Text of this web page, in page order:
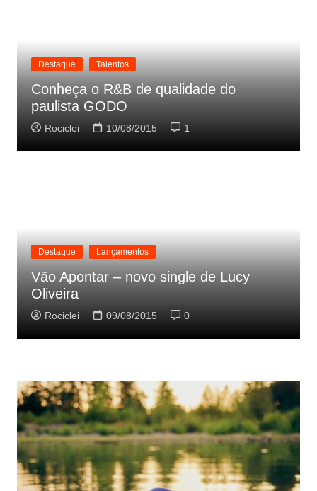
Destaque Talentos
Conheça o R&B de qualidade do
paulista GODO
Rociclei 10/08/2015 1
Destaque Lançamentos
Vão Apontar – novo single de Lucy
Oliveira
Rociclei 09/08/2015 0